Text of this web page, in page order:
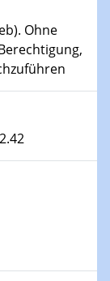
Professur
Ohne